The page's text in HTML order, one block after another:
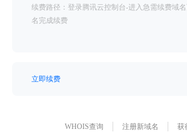
续费路径：登录腾讯云控制台-进入急需续费域
名完成续费
立即续费
WHOIS查询 注册新域名 获